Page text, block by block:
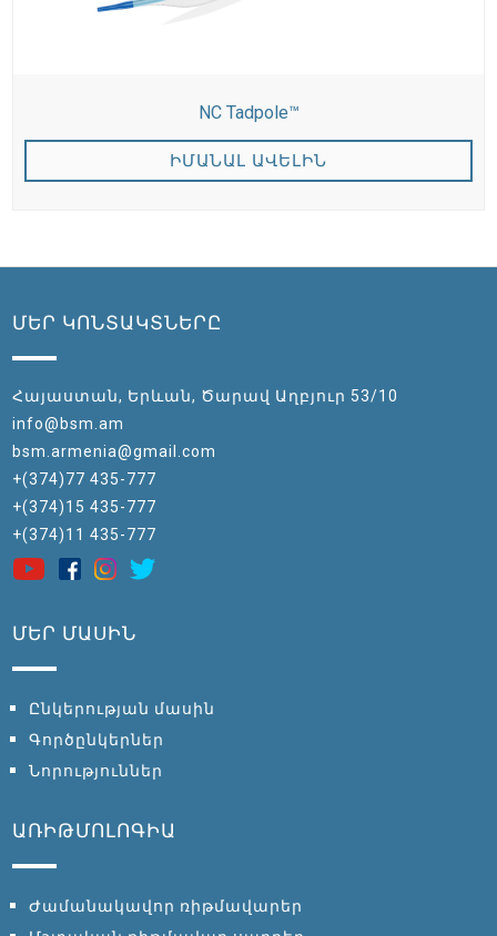
NC Tadpole™
ԻՄԱՆԱԼ ԱՎԵԼԻՆ
ՄԵՐ ԿՈՆՏԱԿՏՆԵՐԸ
Հայաստան, Երևան, Ծարավ Աղբյուր 53/10
info@bsm.am
bsm.armenia@gmail.com
+(374)77 435-777
+(374)15 435-777
+(374)11 435-777
ՄԵՐ ՄԱՍԻՆ
Ընկերության մասին
Գործընկերներ
Նորություններ
ԱՌԻԹՄՈԼՈԳԻԱ
Ժամանակավոր ռիթմավարեր